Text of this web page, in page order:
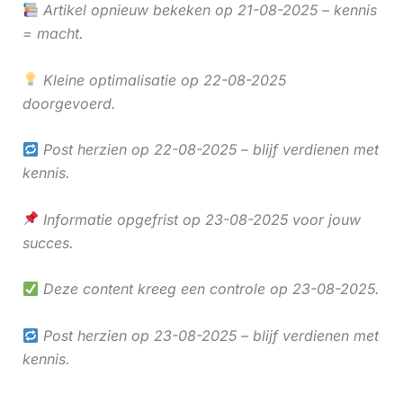
Artikel opnieuw bekeken op 21-08-2025 – kennis
= macht.
Kleine optimalisatie op 22-08-2025
doorgevoerd.
Post herzien op 22-08-2025 – blijf verdienen met
kennis.
Informatie opgefrist op 23-08-2025 voor jouw
succes.
Deze content kreeg een controle op 23-08-2025.
Post herzien op 23-08-2025 – blijf verdienen met
kennis.